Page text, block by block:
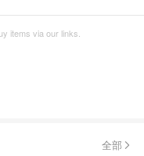
items via our links.
全部